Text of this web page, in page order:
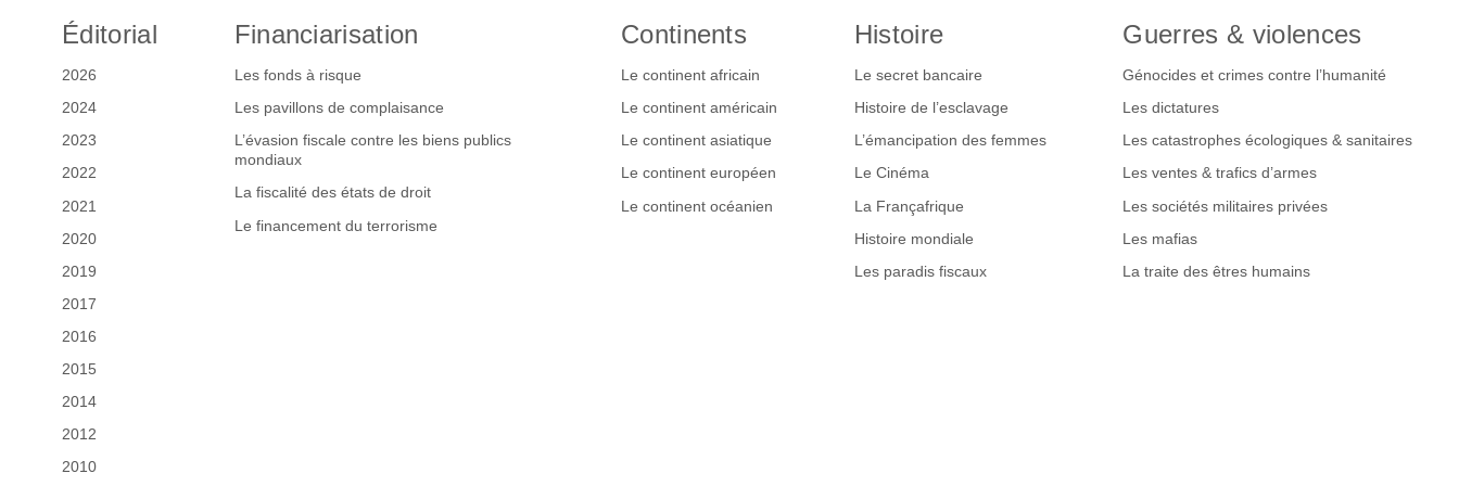
Éditorial
2026
2024
2023
2022
2021
2020
2019
2017
2016
2015
2014
2012
2010
Financiarisation
Les fonds à risque
Les pavillons de complaisance
L’évasion fiscale contre les biens publics
mondiaux
La fiscalité des états de droit
Le financement du terrorisme
Continents
Le continent africain
Le continent américain
Le continent asiatique
Le continent européen
Le continent océanien
Histoire
Le secret bancaire
Histoire de l’esclavage
L’émancipation des femmes
Le Cinéma
La Françafrique
Histoire mondiale
Les paradis fiscaux
Guerres & violences
Génocides et crimes contre l’humanité
Les dictatures
Les catastrophes écologiques & sanitaires
Les ventes & trafics d’armes
Les sociétés militaires privées
Les mafias
La traite des êtres humains